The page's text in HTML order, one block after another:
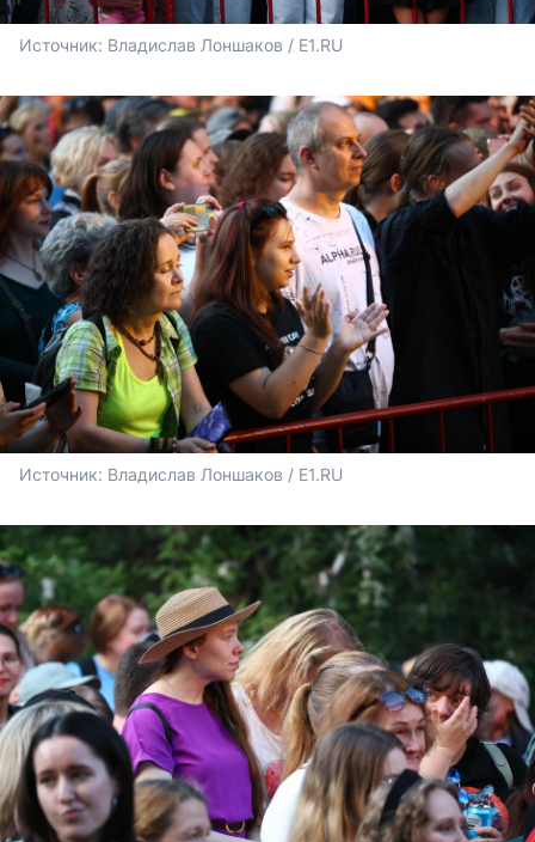
Источник: Владислав Лоншаков / E1.RU
Источник: Владислав Лоншаков / E1.RU